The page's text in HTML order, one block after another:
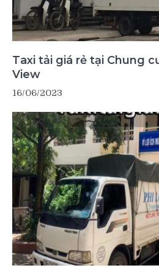
Taxi tải giá rẻ tại Chung
View
16/06/2023